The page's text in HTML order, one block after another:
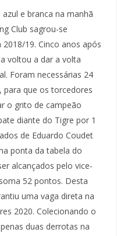
e branca na manhã
Club sagrou-se
19. Cinco anos após
voltou a dar a volta
Foram necessárias 24
para que os torcedores
o grito de campeão
diante do Tigre por 1
de Eduardo Coudet
ponta da tabela do
alcançados pelo vice-
52 pontos. Desta
uma vaga direta na
2020. Colecionando o
duas derrotas na